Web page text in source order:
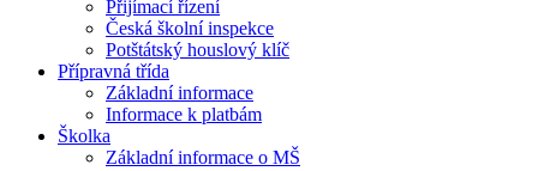
Přijímací řízení
Česká školní inspekce
Potštátský houslový klíč
Přípravná třída
Základní informace
Informace k platbám
Školka
Základní informace o MŠ